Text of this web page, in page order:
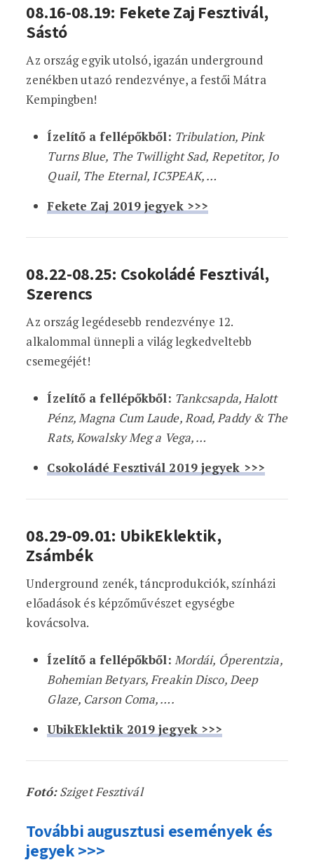
08.16-08.19: Fekete Zaj Fesztivál,
Sástó
Az ország egyik utolsó, igazán underground
zenékben utazó rendezvénye, a festői Mátra
Kempingben!
Ízelítő a fellépőkből: Tribulation, Pink
Turns Blue, The Twillight Sad, Repetitor, Jo
Quail, The Eternal, IC3PEAK, …
Fekete Zaj 2019 jegyek >>>
08.22-08.25: Csokoládé Fesztivál,
Szerencs
Az ország legédesebb rendezvénye 12.
alkalommal ünnepli a világ legkedveltebb
csemegéjét!
Ízelítő a fellépőkből: Tankcsapda, Halott
Pénz, Magna Cum Laude, Road, Paddy & The
Rats, Kowalsky Meg a Vega, …
Csokoládé Fesztivál 2019 jegyek >>>
08.29-09.01: UbikEklektik,
Zsámbék
Underground zenék, táncprodukciók, színházi
előadások és képzőművészet egységbe
kovácsolva.
Ízelítő a fellépőkből: Mordái, Óperentzia,
Bohemian Betyars, Freakin Disco, Deep
Glaze, Carson Coma, ….
UbikEklektik 2019 jegyek >>>
Fotó:Sziget Fesztivál
További augusztusi események és
jegyek >>>